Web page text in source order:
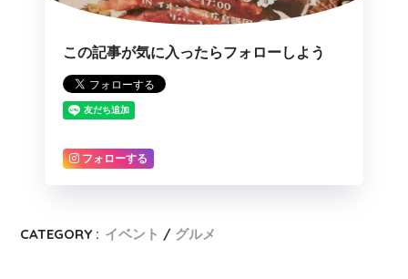
この記事が気に入ったらフォローしよう
フォローする
CATEGORY : イベント グルメ